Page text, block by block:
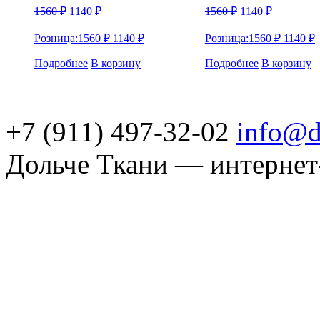
1560₽ 1140 ₽
Розница:1560₽ 1140 ₽
Подробнее В корзину
1560₽ 1140 ₽
Розница:1560₽ 1140 ₽
Подробнее В корзину
+7 (911) 497-32-02
Дольче Ткани —